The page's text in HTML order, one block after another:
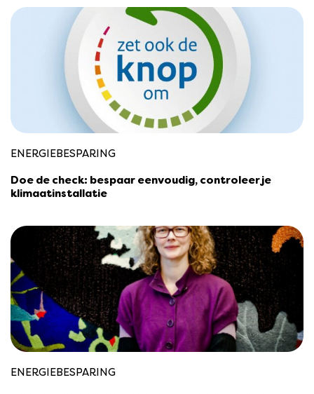
ENERGIEBESPARING
Doe de check: bespaar eenvoudig, controleer je
klimaatinstallatie
ENERGIEBESPARING